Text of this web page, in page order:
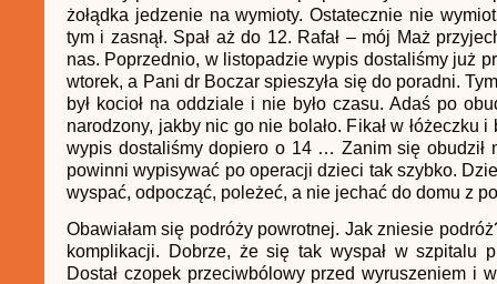
żołądka jedzenie na wymioty. Ostatecznie nie
tym i zasnął. Spał aż do 12. Rafał – mój Maż
nas. Poprzednio, w listopadzie wypis dostaliśmy już
wtorek, a Pani dr Boczar spieszyła się do poradni.
był kocioł na oddziale i nie było czasu. Adaś po
narodzony, jakby nic go nie bolało. Fikał w łóżeczku i
wypis dostaliśmy dopiero o 14 … Zanim się obudził
powinni wypisywać po operacji dzieci tak szybko.
wyspać, odpocząć, poleżeć, a nie jechać do domu z
Obawiałam się podróży powrotnej. Jak zniesie
komplikacji. Dobrze, że się tak wyspał w szpitalu
Dostał czopek przeciwbólowy przed wyruszeniem i